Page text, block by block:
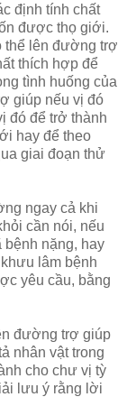
định tính chất
được thọ giới.
thể lên đường trợ
thích hợp để
tình huống của
giúp nếu vị đó
đó để trở thành
hay để theo
giai đoạn thử
ngay cả khi
cần nói, nếu
bệnh nặng, hay
lâm bệnh
yêu cầu, bằng
đường trợ giúp
nhân vật trong
cho chư vị tỳ
lưu ý rằng lời